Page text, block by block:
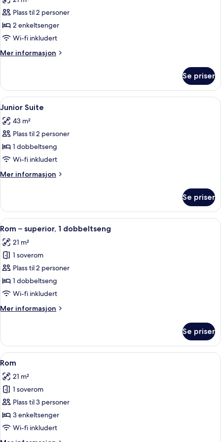
bildene
av
Rom,
2
enkeltsenger
Plass til 2 personer
2 enkeltsenger
Wi-fi inkludert
Mer informasjon
Mer
2
enkeltsenger
Se priser
Åpne
alle
bildene
av
Junior
Suite
Junior Suite | Sengetøy av topp
7
Junior Suite
43 m²
Plass til 2 personer
1 dobbeltseng
Wi-fi inkludert
Mer informasjon
Mer
Suite
Se priser
Åpne
alle
bildene
av
Rom
–
superior,
dobbeltseng
Rom – superior, 1 dobbeltseng |
8
Rom – superior, 1 dobbeltseng
21 m²
1 soverom
Plass til 2 personer
1 dobbeltseng
Wi-fi inkludert
Mer informasjon
Mer
–
superior,
1
Se priser
Åpne
alle
bildene
av
Rom
Sengetøy av topp kvalitet,
5
Rom
21 m²
1 soverom
Plass til 3 personer
3 enkeltsenger
Wi-fi inkludert